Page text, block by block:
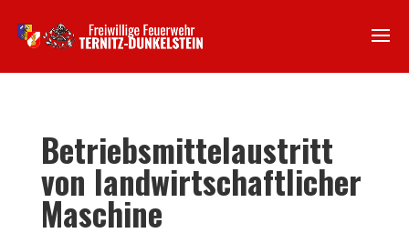
Betriebsmittelaustritt
von landwirtschaftlicher
Maschine